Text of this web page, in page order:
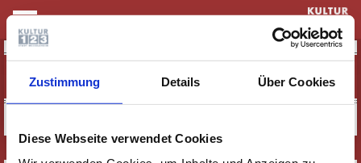
Zustimmung Details Über Cookies
Diese Webseite verwendet Cookies
VARIATIONEN VERTANZT“